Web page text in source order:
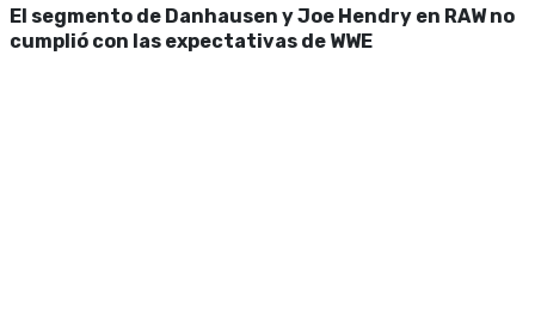
El segmento de Danhausen y Joe Hendry en RAW no
cumplió con las expectativas de WWE